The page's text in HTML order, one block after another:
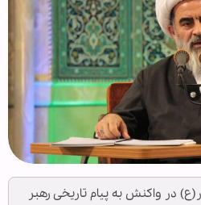
در واکنش به پیام تاریخی رهبر